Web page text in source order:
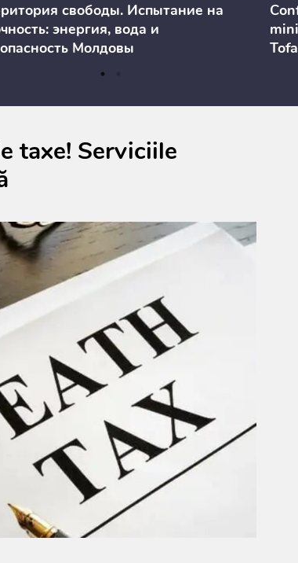
свободы. Испытание на
энергия, вода и
Молдовы
taxe! Serviciile